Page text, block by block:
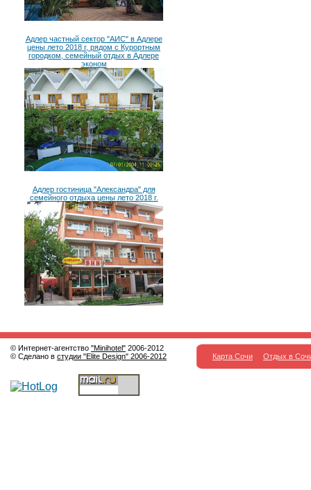
Адлер частный сектор "АИС" в Адлере
цены лето 2018 г, рядом с Курортным
городком, семейный отдых в Адлере
эконом
Адлер гостиница "Александра" для
семейного отдыха цены лето 2018 г.
© Интернет-агентство "Minihotel" 2006-2012
© Сделано в студии "Elite Design" 2006-2012 Карта Сочи Отдых в